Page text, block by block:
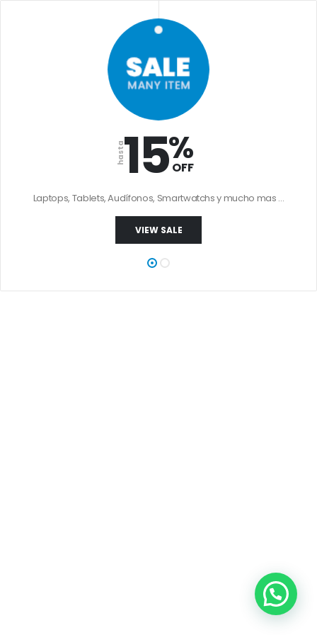
hasta15%
OFF
Laptops, Tablets, Audífonos, Smartwatchs y mucho mas ...
VIEW SALE